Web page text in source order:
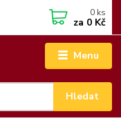
Menu
Hledat
0 ks
za 0 Kč